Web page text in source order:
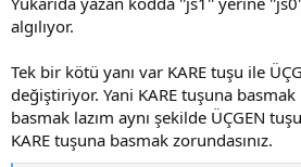
algılıyor.
Tek bir kötü yanı var KARE tuşu ile
değiştiriyor. Yani KARE tuşuna basmak
basmak lazım aynı şekilde ÜÇGEN
KARE tuşuna basmak zorundasınız.